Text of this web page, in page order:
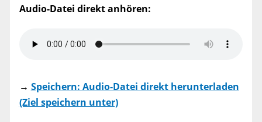
Audio-Datei direkt anhören:
→ Speichern: Audio-Datei direkt herunterladen
(Ziel speichern unter)